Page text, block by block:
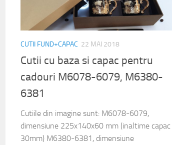
CUTII FUND+CAPAC 22 MAI 2018
Cutii cu baza si capac pentru
cadouri M6078-6079, M6380-
6381
Cutiile din imagine sunt: M6078-6079,
dimensiune 225x140x60 mm (inaltime capac
30mm) M6380-6381, dimensiune